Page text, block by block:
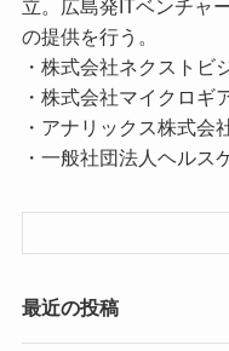
立。広島発ITベンチャ
の提供を行う。
・株式会社ネクストビ
・株式会社マイクロギ
・アナリックス株式会
・一般社団法人ヘルス
最近の投稿